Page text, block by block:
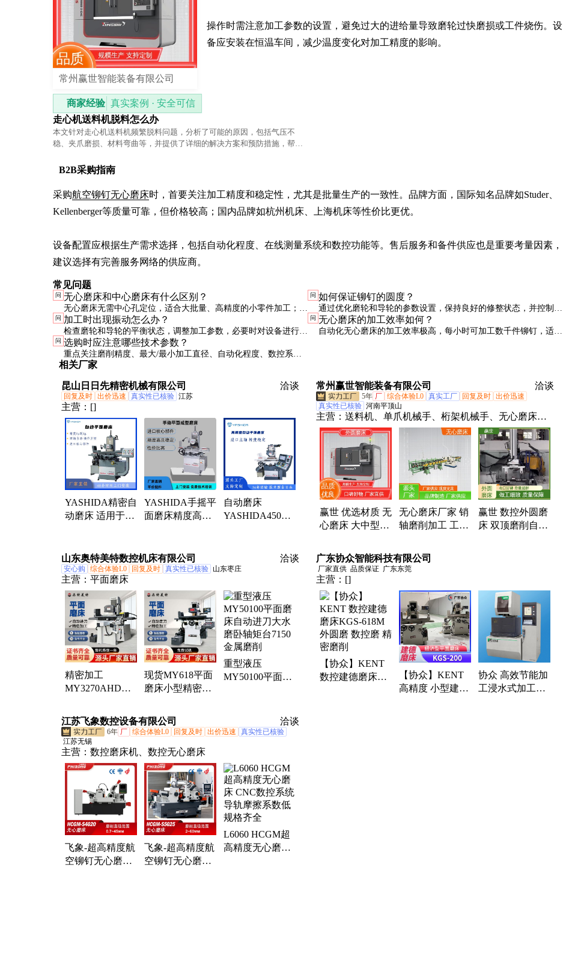
常州赢世智能装备有限公司
操作时需注意加工参数的设置，避免过大的进给量导致磨轮过快磨损或工件烧伤。设
备应安装在恒温车间，减少温度变化对加工精度的影响。
商家经验 真实案例 · 安全可信
走心机送料机脱料怎么办
本文针对走心机送料机频繁脱料问题，分析了可能的原因，包括气压不
稳、夹爪磨损、材料弯曲等，并提供了详细的解决方案和预防措施，帮助
B2B采购指南
采购航空铆钉无心磨床时，首要关注加工精度和稳定性，尤其是批量生产的一致性。品牌方面，国际知名品牌如Studer、
Kellenberger等质量可靠，但价格较高；国内品牌如杭州机床、上海机床等性价比更优。
设备配置应根据生产需求选择，包括自动化程度、在线测量系统和数控功能等。售后服务和备件供应也是重要考量因素，
建议选择有完善服务网络的供应商。
常见问题
问 无心磨床和中心磨床有什么区别？
无心磨床无需中心孔定位，适合大批量、高精度的小零件加工；中
心磨床适合复杂形状和大尺寸工件的精密加工。
问 如何保证铆钉的圆度？
通过优化磨轮和导轮的参数设置，保持良好的修整状态，并控制加
工进给量，可有效保证圆度。
问 加工时出现振动怎么办？
检查磨轮和导轮的平衡状态，调整加工参数，必要时对设备进行动
平衡校正。
问 无心磨床的加工效率如何？
自动化无心磨床的加工效率极高，每小时可加工数千件铆钉，适合
问 选购时应注意哪些技术参数？
重点关注磨削精度、最大/最小加工直径、自动化程度、数控系统
性能等关键参数。
相关厂家
昆山日日先精密机械有限公司 洽谈
回复及时 出价迅速 真实性已核验 江苏
主营： []
YASHIDA精密自
动磨床 适用于批
YASHIDA手摇平
面磨床精度高操
自动磨床
YASHIDA450PLC
常州赢世智能装备有限公司 洽谈
5年 厂 综合体验L0 真实工厂 回复及时 出价迅速
真实性已核验 河南平顶山
主营： 送料机、单爪机械手、桁架机械手、无心磨床、
自动上料机、自动化上料机
赢世 优选材质 无
心磨床 大中型零
无心磨床厂家 销
轴磨削加工 工程
世
赢世 数控外圆磨
床 双顶磨削自动
山东奥特美特数控机床有限公司
洽谈
安心购 综合体验L0 回复及时 真实性已核验 山东枣庄
主营： 平面磨床
精密加工
MY3270AHD全
PLC自动进刀
3060数控CNC磨
床
现货MY618平面
磨床小型精密半
床718/818/1022磨
削
重型液压
MY50100平面磨
广东协众智能科技有限公司
厂家直供 品质保证 广东东莞
主营： []
【协众】KENT
数控建德磨床
【协众】KENT
高精度 小型建德
协众 高效节能加
工浸水式加工机
江苏飞象数控设备有限公司 洽谈
6年 厂 综合体验L0 回复及时 出价迅速
真实性已核验
江苏无锡
主营： 数控磨床机、数控无心磨床
飞象-超高精度航
空铆钉无心磨床
飞象-超高精度航
空铆钉无心磨床
L6060 HCGM超
高精度无心磨床